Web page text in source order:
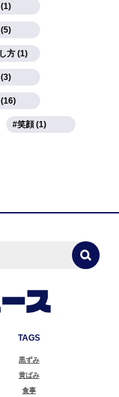
方 (1)
笑顔 (1)
TAGS
黒ずみ
黄ばみ
食事